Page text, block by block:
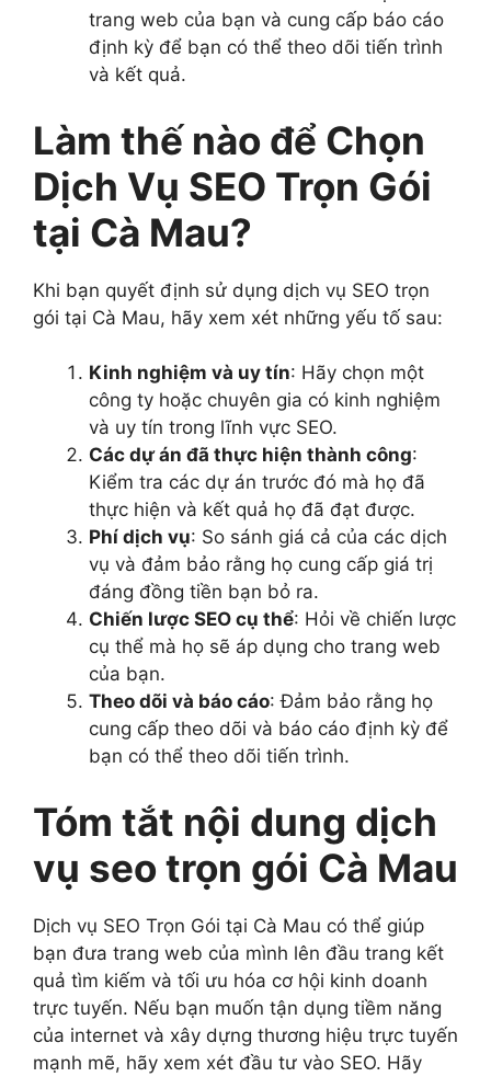
trang web của bạn và cung cấp báo cáo
định kỳ để bạn có thể theo dõi tiến trình
và kết quả.
Làm thế nào để Chọn
Dịch Vụ SEO Trọn Gói
tại Cà Mau?
Khi bạn quyết định sử dụng dịch vụ SEO trọn
gói tại Cà Mau, hãy xem xét những yếu tố sau:
Kinh nghiệm và uy tín: Hãy chọn một
công ty hoặc chuyên gia có kinh nghiệm
và uy tín trong lĩnh vực SEO.
Các dự án đã thực hiện thành công:
Kiểm tra các dự án trước đó mà họ đã
thực hiện và kết quả họ đã đạt được.
Phí dịch vụ: So sánh giá cả của các dịch
vụ và đảm bảo rằng họ cung cấp giá trị
đáng đồng tiền bạn bỏ ra.
Chiến lược SEO cụ thể: Hỏi về chiến lược
cụ thể mà họ sẽ áp dụng cho trang web
của bạn.
Theo dõi và báo cáo: Đảm bảo rằng họ
cung cấp theo dõi và báo cáo định kỳ để
bạn có thể theo dõi tiến trình.
Tóm tắt nội dung dịch
vụ seo trọn gói Cà Mau
Dịch vụ SEO Trọn Gói tại Cà Mau có thể giúp
bạn đưa trang web của mình lên đầu trang kết
quả tìm kiếm và tối ưu hóa cơ hội kinh doanh
trực tuyến. Nếu bạn muốn tận dụng tiềm năng
của internet và xây dựng thương hiệu trực tuyến
mạnh mẽ, hãy xem xét đầu tư vào SEO. Hãy